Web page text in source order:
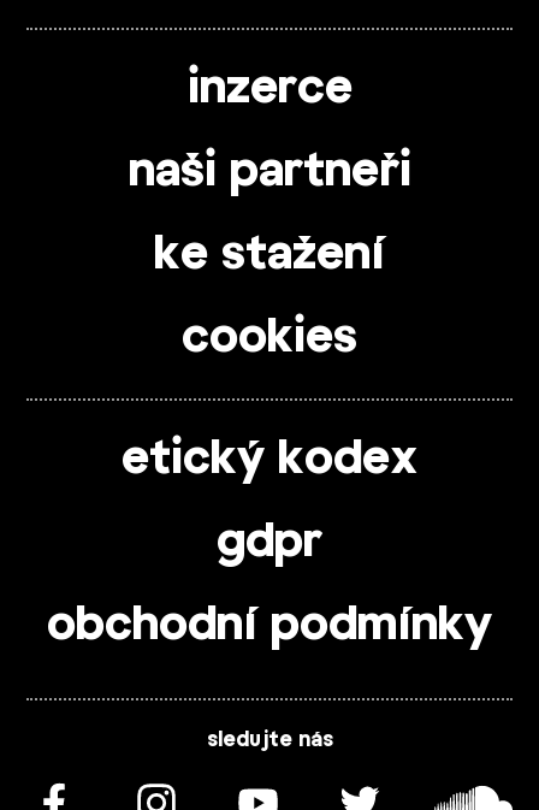
inzerce
naši partneři
ke stažení
cookies
etický kodex
gdpr
obchodní podmínky
sledujte nás